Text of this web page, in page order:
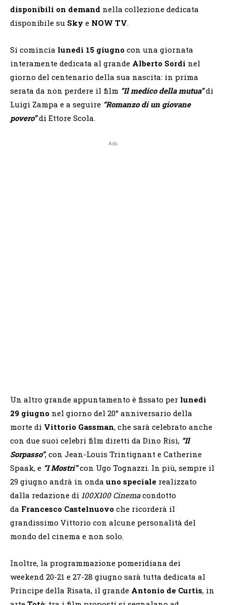
disponibili on demand nella collezione dedicata
disponibile su Sky e NOW TV.
Si comincia lunedì 15 giugno con una giornata
interamente dedicata al grande Alberto Sordi nel
giorno del centenario della sua nascita: in prima
serata da non perdere il film “Il medico della mutua” di
Luigi Zampa e a seguire “Romanzo di un giovane
povero” di Ettore Scola.
Ads
Un altro grande appuntamento è fissato per lunedì
29 giugno nel giorno del 20° anniversario della
morte di Vittorio Gassman, che sarà celebrato anche
con due suoi celebri film diretti da Dino Risi, “Il
Sorpasso”, con Jean-Louis Trintignant e Catherine
Spaak, e “I Mostri”con Ugo Tognazzi. In più, sempre il
29 giugno andrà in onda uno speciale realizzato
dalla redazione di 100X100 Cinemacondotto
da Francesco Castelnuovo che ricorderà il
grandissimo Vittorio con alcune personalità del
mondo del cinema e non solo.
Inoltre, la programmazione pomeridiana dei
weekend 20-21 e 27-28 giugno sarà tutta dedicata al
Principe della Risata, il grande Antonio de Curtis, in